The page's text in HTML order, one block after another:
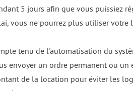
5 jours afin que vous puissiez
vous ne pourrez plus utiliser votre
tenu de l'automatisation du
envoyer un ordre permanent ou un
de la location pour éviter les